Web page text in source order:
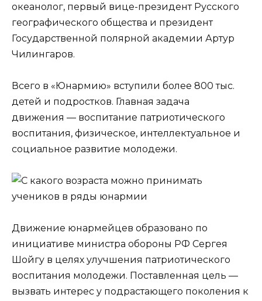
океанолог, первый вице-президент Русского
географического общества и президент
Государственной полярной академии Артур
Чилингаров.
Всего в «Юнармию» вступили более 800 тыс.
детей и подростков. Главная задача
движения — воспитание патриотического
воспитания, физическое, интеллектуальное и
социальное развитие молодежи.
Движение юнармейцев образовано по
инициативе министра обороны РФ Сергея
Шойгу в целях улучшения патриотического
воспитания молодежи. Поставленная цель —
вызвать интерес у подрастающего поколения к